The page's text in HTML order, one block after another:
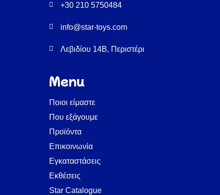
+30 210 5750484
info@star-toys.com
Λεβιδίου 14Β, Περιστέρι
Menu
Ποιοι είμαστε
Που εξάγουμε
Προϊόντα
Επικοινωνία
Εγκαταστάσεις
Eκθέσεις
Star Catalogue